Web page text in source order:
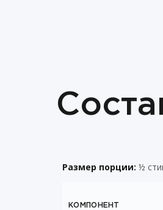
Размер порции: ½
КОМПОНЕНТ